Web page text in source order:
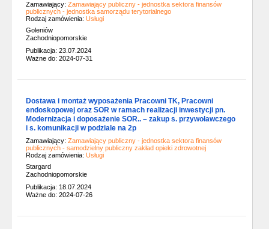
Zamawiający: Zamawiający publiczny - jednostka sektora finansów
publicznych - jednostka samorządu terytorialnego
Rodzaj zamówienia: Usługi
Goleniów
Zachodniopomorskie
Publikacja: 23.07.2024
Ważne do: 2024-07-31
Dostawa i montaż wyposażenia Pracowni TK, Pracowni
endoskopowej oraz SOR w ramach realizacji inwestycji pn.
Modernizacja i doposażenie SOR.. – zakup s. przywoławczego
i s. komunikacji w podziale na 2p
Zamawiający: Zamawiający publiczny - jednostka sektora finansów
publicznych - samodzielny publiczny zakład opieki zdrowotnej
Rodzaj zamówienia: Usługi
Stargard
Zachodniopomorskie
Publikacja: 18.07.2024
Ważne do: 2024-07-26